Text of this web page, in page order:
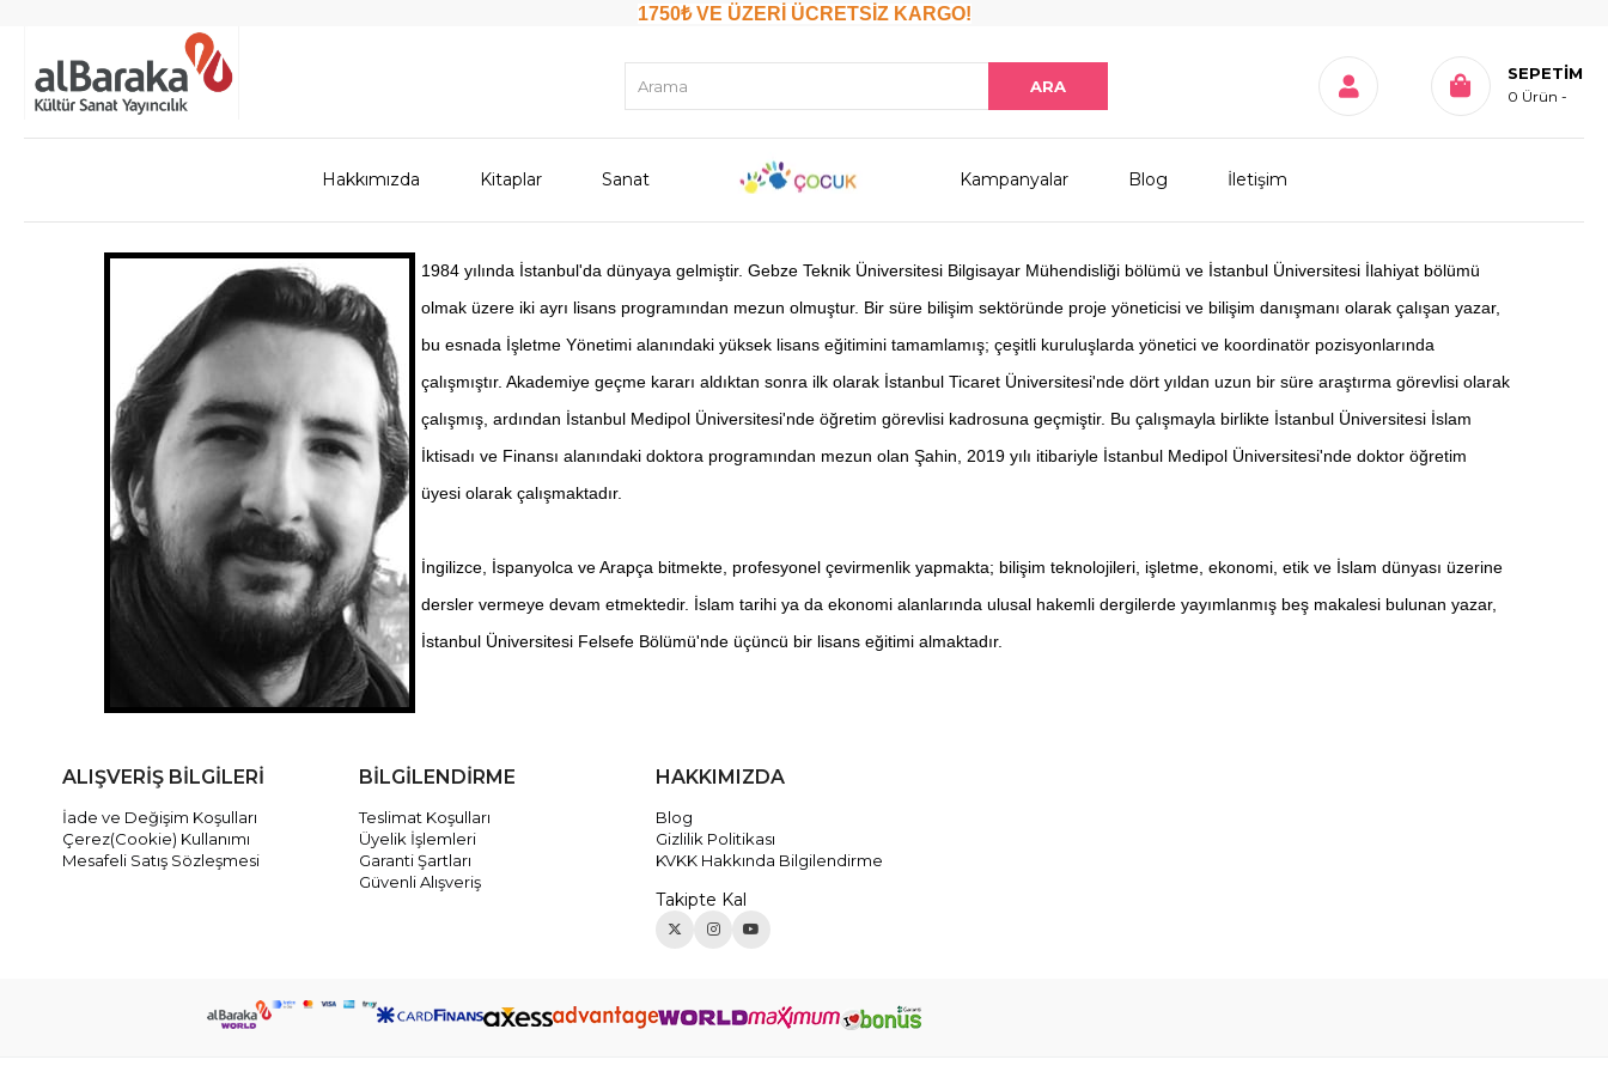
1750₺ VE ÜZERİ ÜCRETSİZ KARGO!
SEPETIM
0 Ürün
Hakkımızda Kitaplar Sanat Kampanyalar Blog İletişim
1984 yılında İstanbul'da dünyaya gelmiştir. Gebze Teknik Üniversitesi Bilgisayar Mühendisliği bölümü ve İstanbul Üniversitesi İlahiyat bölümü
olmak üzere iki ayrı lisans programından mezun olmuştur. Bir süre bilişim sektöründe proje yöneticisi ve bilişim danışmanı olarak çalışan yazar,
bu esnada İşletme Yönetimi alanındaki yüksek lisans eğitimini tamamlamış; çeşitli kuruluşlarda yönetici ve koordinatör pozisyonlarında
çalışmıştır. Akademiye geçme kararı aldıktan sonra ilk olarak İstanbul Ticaret Üniversitesi'nde dört yıldan uzun bir süre araştırma görevlisi olarak
çalışmış, ardından İstanbul Medipol Üniversitesi'nde öğretim görevlisi kadrosuna geçmiştir. Bu çalışmayla birlikte İstanbul Üniversitesi İslam
İktisadı ve Finansı alanındaki doktora programından mezun olan Şahin, 2019 yılı itibariyle İstanbul Medipol Üniversitesi'nde doktor öğretim
üyesi olarak çalışmaktadır.
İngilizce, İspanyolca ve Arapça bitmekte, profesyonel çevirmenlik yapmakta; bilişim teknolojileri, işletme, ekonomi, etik ve İslam dünyası üzerine
dersler vermeye devam etmektedir. İslam tarihi ya da ekonomi alanlarında ulusal hakemli dergilerde yayımlanmış beş makalesi bulunan yazar,
İstanbul Üniversitesi Felsefe Bölümü'nde üçüncü bir lisans eğitimi almaktadır.
ALIŞVERİŞ BİLGİLERİ
İade ve Değişim Koşulları
Çerez(Cookie) Kullanımı
Mesafeli Satış Sözleşmesi
BİLGİLENDİRME
Teslimat Koşulları
Üyelik İşlemleri
Garanti Şartları
Güvenli Alışveriş
HAKKIMIZDA
Blog
Gizlilik Politikası
KVKK Hakkında Bilgilendirme
Takipte Kal